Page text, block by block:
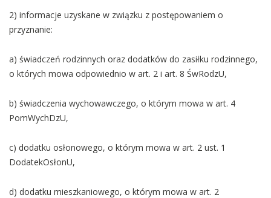
2) informacje uzyskane w związku z postępowaniem o
przyznanie:
a) świadczeń rodzinnych oraz dodatków do zasiłku rodzinnego,
o których mowa odpowiednio w art. 2 i art. 8 ŚwRodzU,
b) świadczenia wychowawczego, o którym mowa w art. 4
PomWychDzU,
c) dodatku osłonowego, o którym mowa w art. 2 ust. 1
DodatekOsłonU,
d) dodatku mieszkaniowego, o którym mowa w art. 2